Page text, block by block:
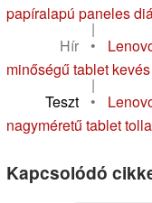
papíralapú paneles
|
Hír
•
minőségű tablet
|
Teszt
•
nagyméretű tablet
Kapcsolódó